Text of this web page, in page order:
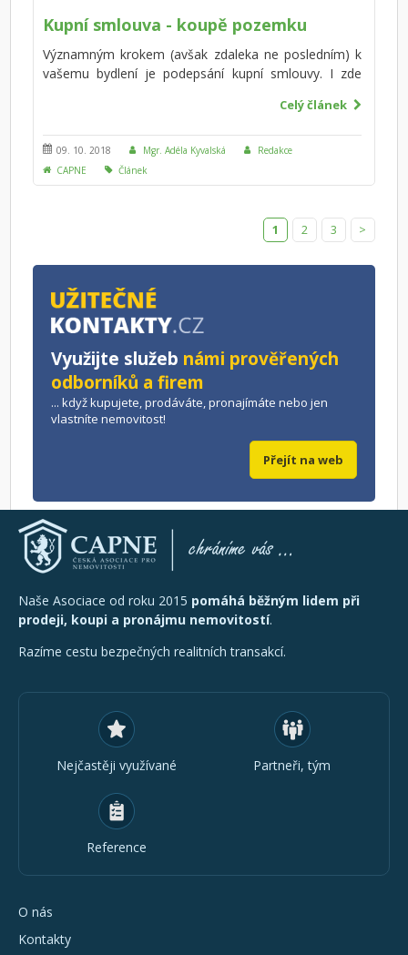
Kupní smlouva - koupě pozemku
Významným krokem (avšak zdaleka ne posledním) k
vašemu bydlení je podepsání kupní smlouvy. I zde
zkušeným právníkem. A to i v případě, že kupujete
smlouva obsahovat a co následuje po podpisu kupní
smlouvy?
Celý článek
09. 10. 2018 Mgr. Adéla Kyvalská
Redakce
CAPNE
Článek
1 2 3 >
Využijte služeb námi prověřených
odborníků a firem
... když kupujete, prodáváte, pronajímáte nebo jen
vlastníte nemovitost!
Přejít na web
Naše Asociace od roku 2015 pomáhá běžným lidem při
prodeji, koupi a pronájmu nemovitostí.
Razíme cestu bezpečných realitních transakcí.
Nejčastěji využívané Partneři, tým
Reference
O nás
Kontakty